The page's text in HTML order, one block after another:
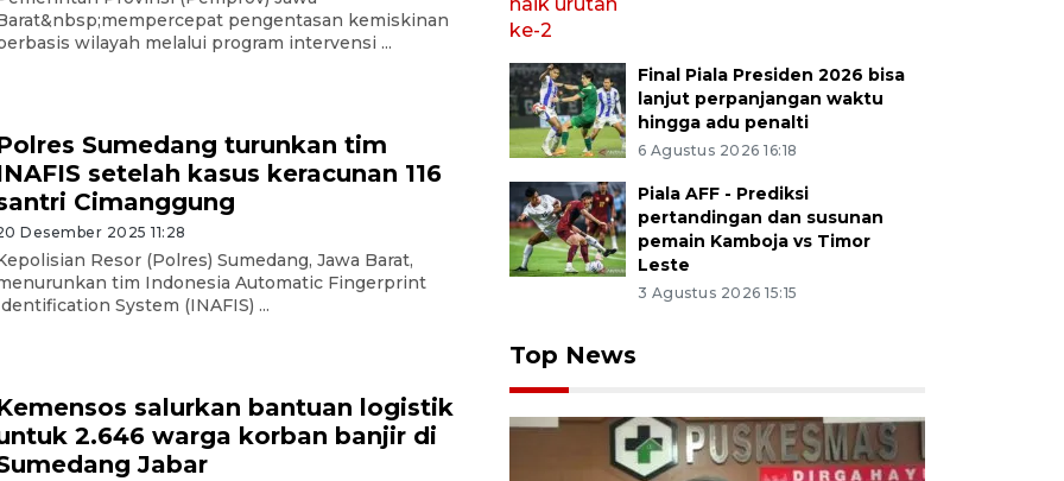
pengentasan kemiskinan
wilayah melalui program intervensi ...
Sumedang turunkan tim
setelah kasus keracunan 116
Cimanggung
Desember 2025 11:28
Resor (Polres) Sumedang, Jawa Barat,
tim Indonesia Automatic Fingerprint
System (INAFIS) ...
salurkan bantuan logistik
2.646 warga korban banjir di
Jabar
Final Piala Presiden 2026 bisa
lanjut perpanjangan waktu
hingga adu penalti
6 Agustus 2026 16:18
Piala AFF - Prediksi
pertandingan dan susunan
pemain Kamboja vs Timor
Leste
3 Agustus 2026 15:15
Top News